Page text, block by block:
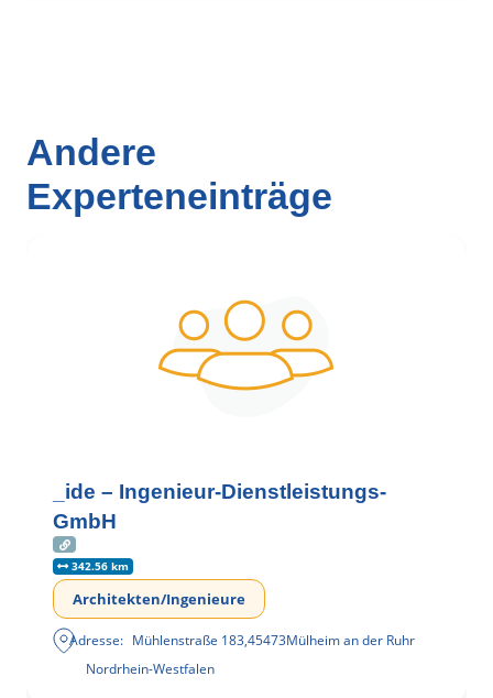
Andere
Experteneinträge
_ide – Ingenieur-Dienstleistungs-
GmbH
342.56 km
Architekten/Ingenieure
Adresse: Mühlenstraße 183,45473Mülheim an der Ruhr
Nordrhein-Westfalen